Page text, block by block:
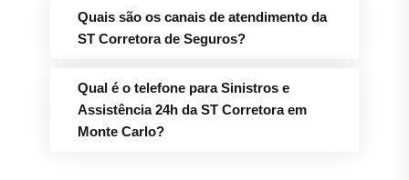
Quais são os canais de atendimento da
ST Corretora de Seguros?
Qual é o telefone para Sinistros e
Assistência 24h da ST Corretora em
Monte Carlo?